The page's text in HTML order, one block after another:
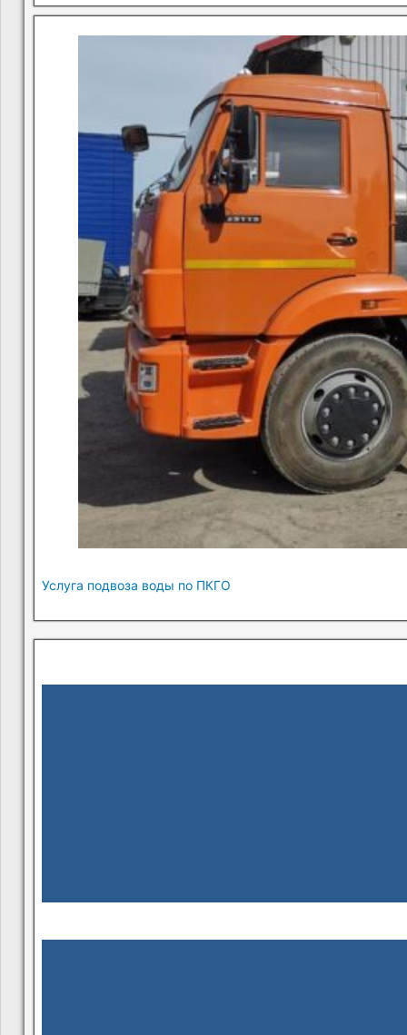
Услуга подвоза воды по ПКГО